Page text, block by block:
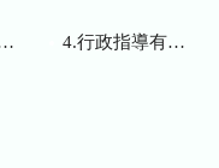
4.行政指導有關文書